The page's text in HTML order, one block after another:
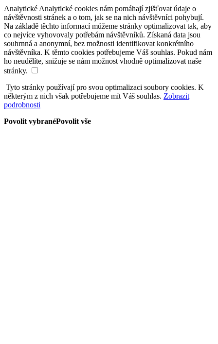
Analytické Analytické cookies nám pomáhají zjišťovat údaje o
návštěvnosti stránek a o tom, jak se na nich návštěvníci pohybují.
Na základě těchto informací můžeme stránky optimalizovat tak, aby
co nejvíce vyhovovaly potřebám návštěvníků. Získaná data jsou
souhrnná a anonymní, bez možnosti identifikovat konkrétního
návštěvníka. K těmto cookies potřebujeme Váš souhlas. Pokud nám
ho neudělíte, snižuje se nám možnost vhodně optimalizovat naše
stránky.
Tyto stránky používají pro svou optimalizaci soubory cookies. K
některým z nich však potřebujeme mít Váš souhlas. Zobrazit
podrobnosti
Povolit vybranéPovolit vše